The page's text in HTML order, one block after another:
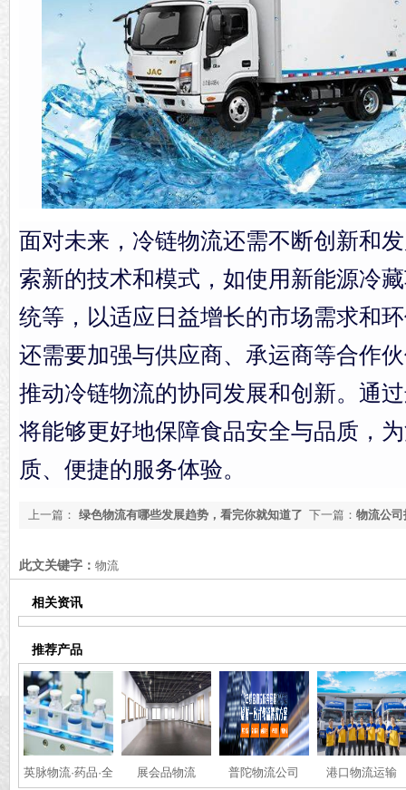
面对未来，冷链物流还需不断创新和
索新的技术和模式，如使用新能源冷
统等，以适应日益增长的市场需求和
还需要加强与供应商、承运商等合作
推动冷链物流的协同发展和创新。通
将能够更好地保障食品安全与品质，
质、便捷的服务体验。
下一篇： 物流公
上一篇： 绿色物流有哪些发展趋势，看完你就知道了
此文关键字： 物流
相关资讯
推荐产品
英脉物流·药品·全
展会品物流 普陀物流公司 港口物流运输